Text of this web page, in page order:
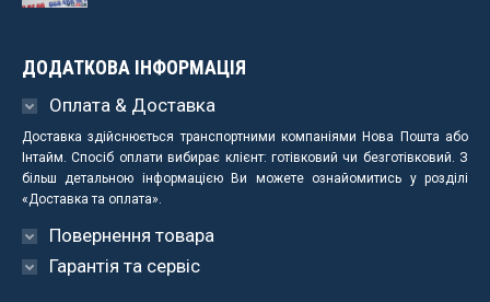
ДОДАТКОВА ІНФОРМАЦІЯ
Оплата & Доставка
Доставка здійснюється транспортними компаніями Нова Пошта або
Інтайм. Спосіб оплати вибирає клієнт: готівковий чи безготівковий. З
більш детальною інформацією Ви можете ознайомитись у розділі
«Доставка та оплата».
Повернення товара
Гарантія та сервіс